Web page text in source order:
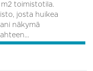
m2 toimistotila.
josta huikea
näkymä